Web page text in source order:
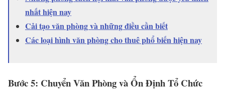
nhất hiện nay
Cải tạo văn phòng và những điều cần biết
Các loại hình văn phòng cho thuê phổ biến hiện nay
Bước 5: Chuyển Văn Phòng và Ổn Định Tổ Chức